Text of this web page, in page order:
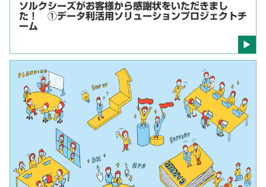
ソルクシーズがお客様から感謝状をいただきまし
た！ ①データ利活用ソリューションプロジェクトチ
ーム